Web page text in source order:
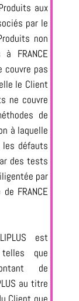
aux
par le
non
FRANCE
couvre pas
le Client
ne couvre
de
à laquelle
défauts
des tests
par
FRANCE
est
que
de
au titre